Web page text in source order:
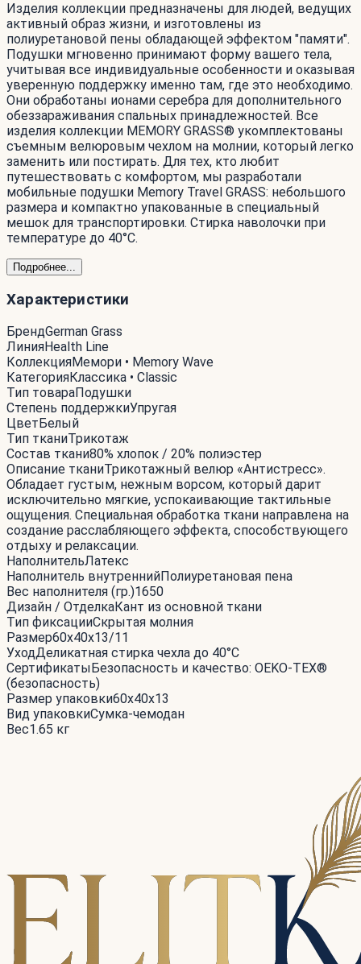
Изделия коллекции предназначены для людей, ведущих
активный образ жизни, и изготовлены из
полиуретановой пены обладающей эффектом "памяти".
Подушки мгновенно принимают форму вашего тела,
учитывая все индивидуальные особенности и оказывая
уверенную поддержку именно там, где это необходимо.
Они обработаны ионами серебра для дополнительного
обеззараживания спальных принадлежностей. Все
изделия коллекции MEMORY GRASS® укомплектованы
съемным велюровым чехлом на молнии, который легко
заменить или постирать. Для тех, кто любит
путешествовать с комфортом, мы разработали
мобильные подушки Memory Travel GRASS: небольшого
размера и компактно упакованные в специальный
мешок для транспортировки. Стирка наволочки при
температуре до 40°С.
Подробнее...
Характеристики
БрендGerman Grass
ЛинияHealth Line
КоллекцияМемори • Memory Wave
КатегорияКлассика • Classic
Тип товараПодушки
Степень поддержкиУпругая
ЦветБелый
Тип тканиТрикотаж
Состав ткани80% хлопок / 20% полиэстер
Описание тканиТрикотажный велюр «Антистресс».
Обладает густым, нежным ворсом, который дарит
исключительно мягкие, успокаивающие тактильные
ощущения. Специальная обработка ткани направлена на
создание расслабляющего эффекта, способствующего
отдыху и релаксации.
НаполнительЛатекс
Наполнитель внутреннийПолиуретановая пена
Вес наполнителя (гр.)1650
Дизайн / ОтделкаКант из основной ткани
Тип фиксацииСкрытая молния
Размер60x40x13/11
УходДеликатная стирка чехла до 40°С
СертификатыБезопасность и качество: OEKO-TEX®
(безопасность)
Размер упаковки60x40x13
Вид упаковкиСумка-чемодан
Вес1.65 кг